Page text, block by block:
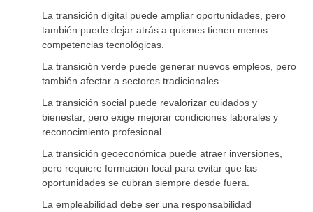
La transición digital puede ampliar oportunidades, pero
también puede dejar atrás a quienes tienen menos
competencias tecnológicas.
La transición verde puede generar nuevos empleos, pero
también afectar a sectores tradicionales.
La transición social puede revalorizar cuidados y
bienestar, pero exige mejorar condiciones laborales y
reconocimiento profesional.
La transición geoeconómica puede atraer inversiones,
pero requiere formación local para evitar que las
oportunidades se cubran siempre desde fuera.
La empleabilidad debe ser una responsabilidad